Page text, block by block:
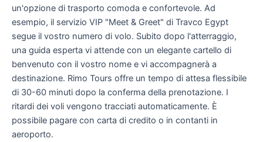
un'opzione di trasporto comoda e confortevole. Ad
esempio, il servizio VIP "Meet & Greet" di Travco Egypt
segue il vostro numero di volo. Subito dopo l'atterraggio,
una guida esperta vi attende con un elegante cartello di
benvenuto con il vostro nome e vi accompagnerà a
destinazione. Rimo Tours offre un tempo di attesa flessibile
di 30-60 minuti dopo la conferma della prenotazione. I
ritardi dei voli vengono tracciati automaticamente. È
possibile pagare con carta di credito o in contanti in
aeroporto.